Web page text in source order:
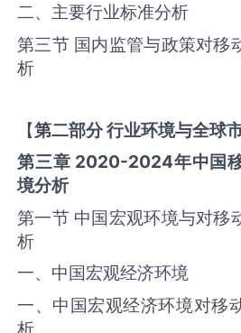
二、主要行业标准分析
第三节 国内监管与政策对移
析
【第二部分行业环境与全球
第三章 2020-2024年中国
境分析
第一节 中国宏观环境与对移
析
一、中国宏观经济环境
一、中国宏观经济环境对移
析